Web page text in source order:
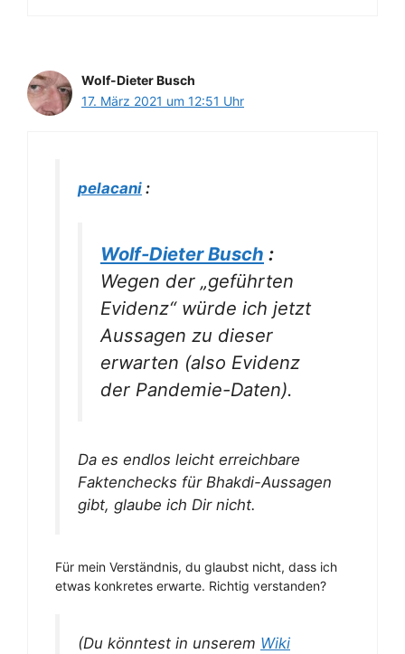
Wolf-Dieter Busch
17. März 2021 um 12:51 Uhr
pelacani :
Wolf-Dieter Busch :
Wegen der „geführten
Evidenz“ würde ich jetzt
Aussagen zu dieser
erwarten (also Evidenz
der Pandemie-Daten).
Da es endlos leicht erreichbare
Faktenchecks für Bhakdi-Aussagen
gibt, glaube ich Dir nicht.
Für mein Verständnis, du glaubst nicht, dass ich
etwas konkretes erwarte. Richtig verstanden?
(Du könntest in unserem Wiki